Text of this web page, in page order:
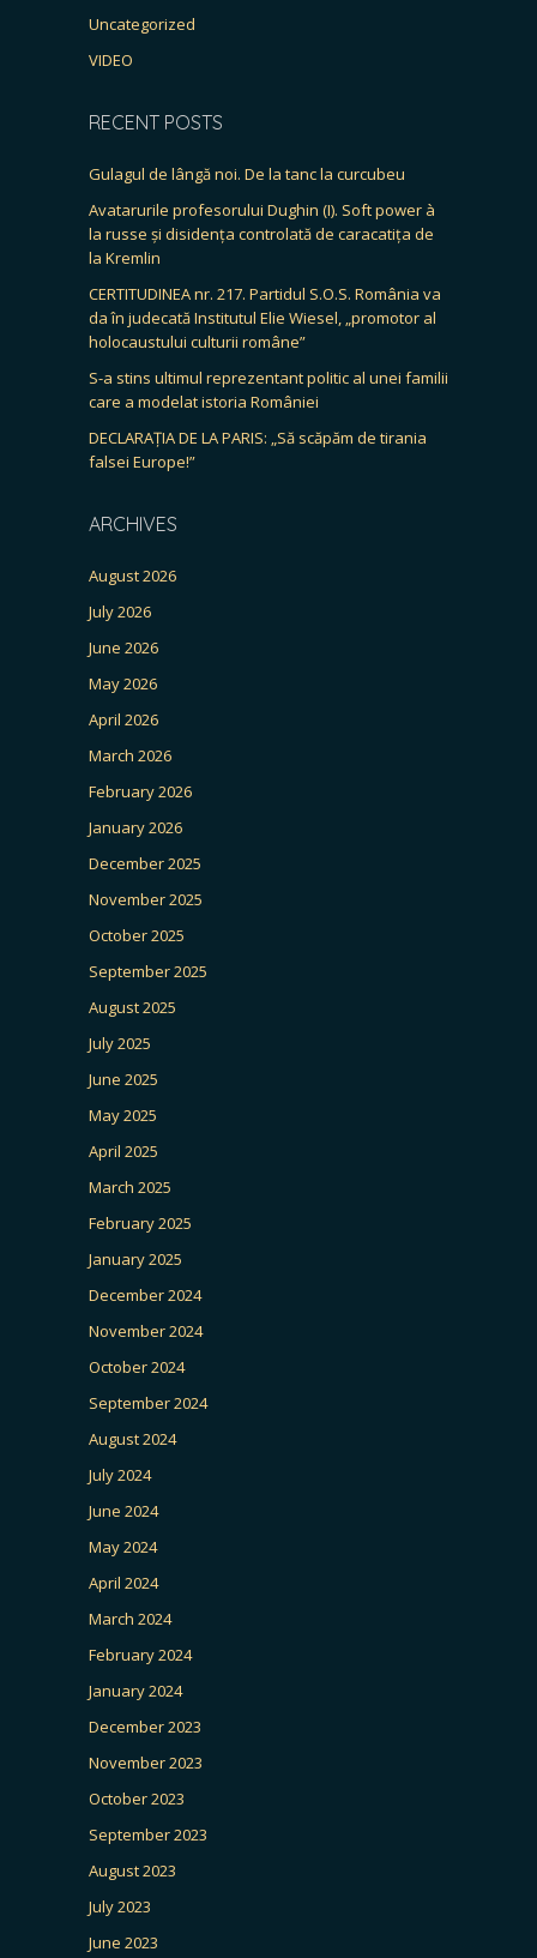
Uncategorized
VIDEO
RECENT POSTS
Gulagul de lângă noi. De la tanc la curcubeu
Avatarurile profesorului Dughin (I). Soft power à
la russe și disidența controlată de caracatița de
la Kremlin
CERTITUDINEA nr. 217. Partidul S.O.S. România va
da în judecată Institutul Elie Wiesel, „promotor al
holocaustului culturii române”
S-a stins ultimul reprezentant politic al unei familii
care a modelat istoria României
DECLARAȚIA DE LA PARIS: „Să scăpăm de tirania
falsei Europe!”
ARCHIVES
August 2026
July 2026
June 2026
May 2026
April 2026
March 2026
February 2026
January 2026
December 2025
November 2025
October 2025
September 2025
August 2025
July 2025
June 2025
May 2025
April 2025
March 2025
February 2025
January 2025
December 2024
November 2024
October 2024
September 2024
August 2024
July 2024
June 2024
May 2024
April 2024
March 2024
February 2024
January 2024
December 2023
November 2023
October 2023
September 2023
August 2023
July 2023
June 2023